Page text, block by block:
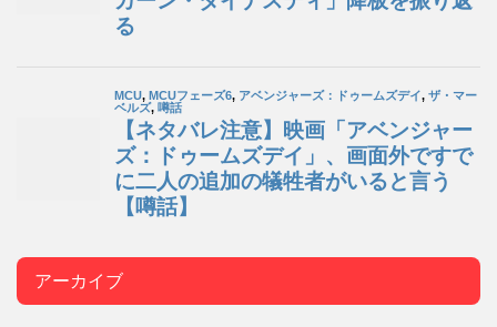
アーカイブ